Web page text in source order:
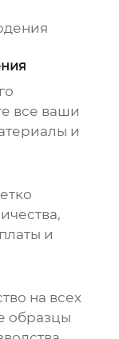
все ваши
и
и
на всех
образцы